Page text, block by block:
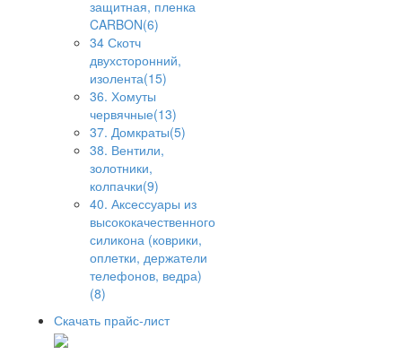
защитная, пленка
CARBON(6)
34 Скотч
двухсторонний,
изолента(15)
36. Хомуты
червячные(13)
37. Домкраты(5)
38. Вентили,
золотники,
колпачки(9)
40. Аксессуары из
высококачественного
силикона (коврики,
оплетки, держатели
телефонов, ведра)
(8)
Скачать прайс-лист